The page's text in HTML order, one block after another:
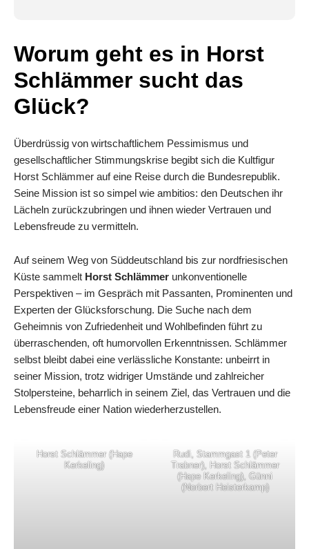
Worum geht es in Horst
Schlämmer sucht das
Glück?
Überdrüssig von wirtschaftlichem Pessimismus und
gesellschaftlicher Stimmungskrise begibt sich die Kultfigur
Horst Schlämmer auf eine Reise durch die Bundesrepublik.
Seine Mission ist so simpel wie ambitios: den Deutschen ihr
Lächeln zurückzubringen und ihnen wieder Vertrauen und
Lebensfreude zu vermitteln.
Auf seinem Weg von Süddeutschland bis zur nordfriesischen
Küste sammelt Horst Schlämmer unkonventionelle
Perspektiven – im Gespräch mit Passanten, Prominenten und
Experten der Glücksforschung. Die Suche nach dem
Geheimnis von Zufriedenheit und Wohlbefinden führt zu
überraschenden, oft humorvollen Erkenntnissen. Schlämmer
selbst bleibt dabei eine verlässliche Konstante: unbeirrt in
seiner Mission, trotz widriger Umstände und zahlreicher
Stolpersteine, beharrlich in seinem Ziel, das Vertrauen und die
Lebensfreude einer Nation wiederherzustellen.
Horst Schlämmer (Hape
Kerkeling)
Rudi, Stammgast 1 (Peter
Trabner), Horst Schlämmer
(Hape Kerkeling), Günni
(Norbert Heisterkamp)